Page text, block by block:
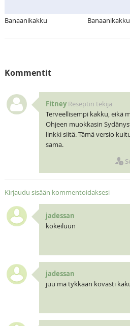
Banaanikakku Banaanikakku
Kommentit
Fitney Reseptin tekijä
Terveellisempi kakku, eikä
Ohjeen muokkasin
linkki siitä. Tämä versio
sama.
Kirjaudu sisään kommentoidaksesi
jadessan
kokeiluun
jadessan
juu mä tykkään kovasti